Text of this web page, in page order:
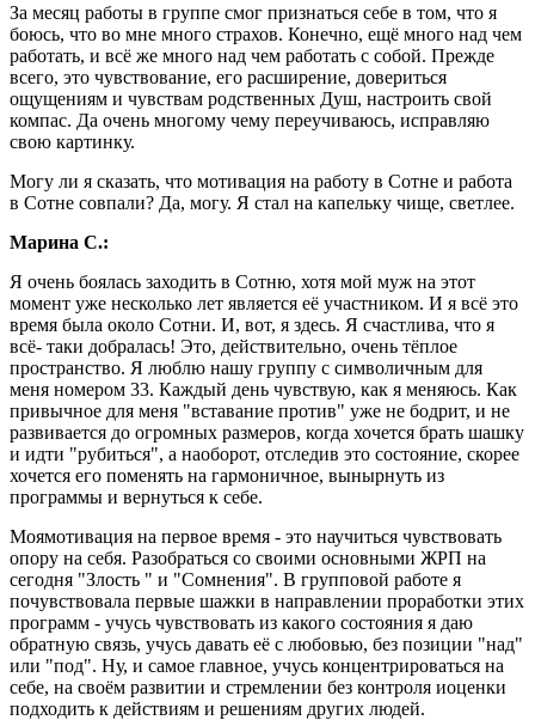
За месяц работы в группе смог признаться себе в том, что я
боюсь, что во мне много страхов. Конечно, ещё много над чем
работать, и всё же много над чем работать с собой. Прежде
всего, это чувствование, его расширение, довериться
ощущениям и чувствам родственных Душ, настроить свой
компас. Да очень многому чему переучиваюсь, исправляю
свою картинку.
Могу ли я сказать, что мотивация на работу в Сотне и работа
в Сотне совпали? Да, могу. Я стал на капельку чище, светлее.
Марина С.:
Я очень боялась заходить в Сотню, хотя мой муж на этот
момент уже несколько лет является её участником. И я всё это
время была около Сотни. И, вот, я здесь. Я счастлива, что я
всё- таки добралась! Это, действительно, очень тёплое
пространство. Я люблю нашу группу с символичным для
меня номером 33. Каждый день чувствую, как я меняюсь. Как
привычное для меня "вставание против" уже не бодрит, и не
развивается до огромных размеров, когда хочется брать шашку
и идти "рубиться", а наоборот, отследив это состояние, скорее
хочется его поменять на гармоничное, вынырнуть из
программы и вернуться к себе.
Моямотивация на первое время - это научиться чувствовать
опору на себя. Разобраться со своими основными ЖРП на
сегодня "Злость " и "Сомнения". В групповой работе я
почувствовала первые шажки в направлении проработки этих
программ - учусь чувствовать из какого состояния я даю
обратную связь, учусь давать её с любовью, без позиции "над"
или "под". Ну, и самое главное, учусь концентрироваться на
себе, на своём развитии и стремлении без контроля иоценки
подходить к действиям и решениям других людей.